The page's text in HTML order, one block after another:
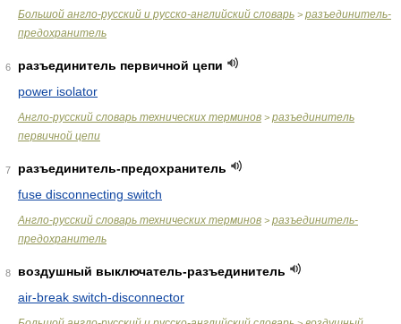
Большой англо-русский и русско-английский словарь > разъединитель-
предохранитель
6
разъединитель первичной цепи
power isolator
Англо-русский словарь технических терминов > разъединитель
первичной цепи
7
разъединитель-предохранитель
fuse disconnecting switch
Англо-русский словарь технических терминов > разъединитель-
предохранитель
8
воздушный выключатель-разъединитель
air-break switch-disconnector